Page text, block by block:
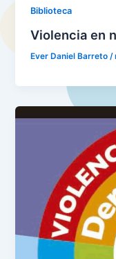
Biblioteca
Violencia en
Ever Daniel Barreto/